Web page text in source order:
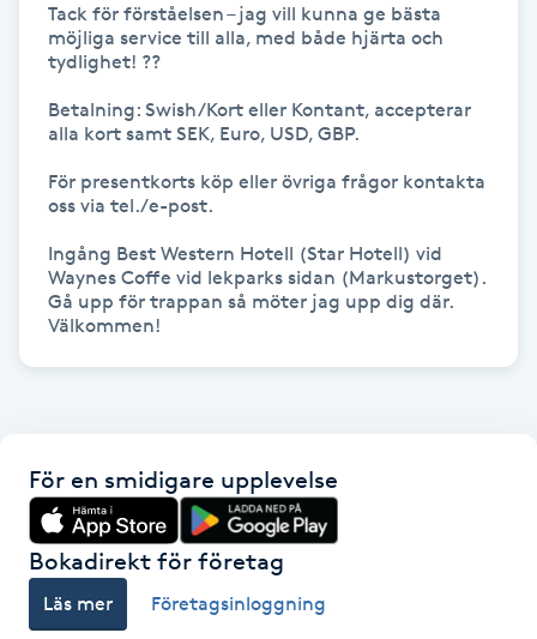
Hyaluronsyra
Hyperhidros
Hypnos
Hårborttagning
Hårbottenbehandling
Hälsa
Hälsprickor
Tack för förståelsen – jag vill kunna ge bästa
möjliga service till alla, med både hjärta och
tydlighet! ??
Betalning: Swish/Kort eller Kontant, accepterar
alla kort samt SEK, Euro, USD, GBP.
För presentkorts köp eller övriga frågor kontakta
oss via tel./e-post.
Ingång Best Western Hotell (Star Hotell) vid
Waynes Coffe vid lekparks sidan (Markustorget).
Gå upp för trappan så möter jag upp dig där.
Välkommen!
För en smidigare upplevelse
Bokadirekt för företag
Läs mer Företagsinloggning